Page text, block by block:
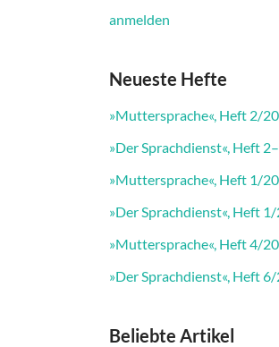
anmelden
Neueste Hefte
»Muttersprache«, Heft 2/
»Der Sprachdienst«, Heft
»Muttersprache«, Heft 1/
»Der Sprachdienst«, Heft
»Muttersprache«, Heft 4/
»Der Sprachdienst«, Heft
Beliebte Artikel